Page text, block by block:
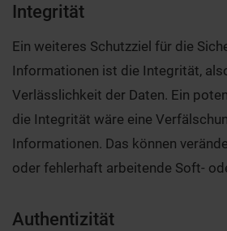
Integrität
Ein weiteres Schutzziel für die
Informationen ist die Integrität,
Verlässlichkeit der Daten. Ein
die Integrität wäre eine
Informationen. Das können
oder fehlerhaft arbeitende Soft-
Authentizität